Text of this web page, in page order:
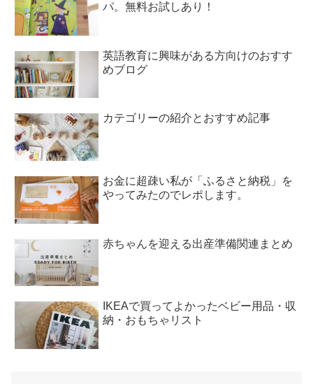
パ。無料お試しあり！
英語教育に興味がある方向けのおすす
めブログ
カテゴリーの紹介とおすすめ記事
お金に超疎い私が「ふるさと納税」を
やってみたのでレポします。
赤ちゃんを迎える出産準備関連まとめ
IKEAで買ってよかったベビー用品・収
納・おもちゃリスト